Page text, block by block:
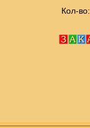
Кол-во: